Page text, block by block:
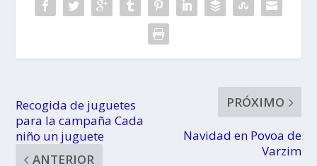
Recogida de juguetes
para la campaña Cada
niño un juguete
ANTERIOR
PRÓXIMO
Navidad en Povoa de
Varzim